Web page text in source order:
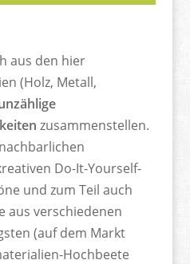
aus den hier
(Holz, Metall,
zusammenstellen.
Do-It-Yourself-
und zum Teil auch
aus verschiedenen
(auf dem Markt
Hochbeete